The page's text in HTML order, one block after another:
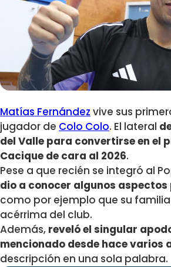
Matías Fernández vive sus
jugador de Colo Colo. El lateral
del Valle para convertirse en el
Cacique de cara al 2026.
Pese a que recién se integró al
dio a conocer algunos aspectos
como por ejemplo que su
acérrima del club.
Además, reveló el singular
mencionado desde hace varios
descripción en una sola palabra.